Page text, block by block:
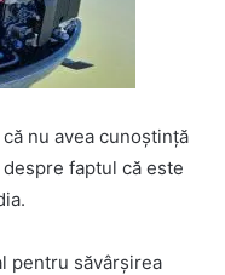
nu avea cunoştinţă
faptul că este
pentru săvârșirea